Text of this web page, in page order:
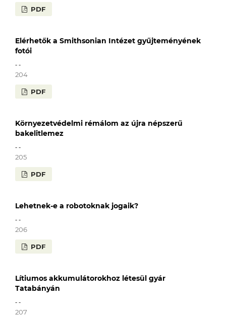
PDF
Elérhetők a Smithsonian Intézet gyűjteményének
fotói
- -
204
PDF
Környezetvédelmi rémálom az újra népszerű
bakelitlemez
- -
205
PDF
Lehetnek-e a robotoknak jogaik?
- -
206
PDF
Lítiumos akkumulátorokhoz létesül gyár
Tatabányán
- -
207